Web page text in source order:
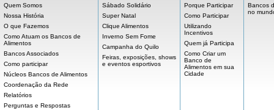
Quem Somos
Nossa História
O que Fazemos
Como Atuam os Bancos de
Alimentos
Bancos Associados
Como participar
Núcleos Bancos de Alimentos
Coordenação da Rede
Relatórios
Perguntas e Respostas
Sábado Solidário
Super Natal
Clique Alimentos
Inverno Sem Fome
Campanha do Quilo
Feiras, exposições, shows
e eventos esportivos
Porque Participar
Como Participar
Utilizando
Incentivos
Quem já Participa
Como Criar um
Banco de
Alimentos em sua
Cidade
Bancos
no